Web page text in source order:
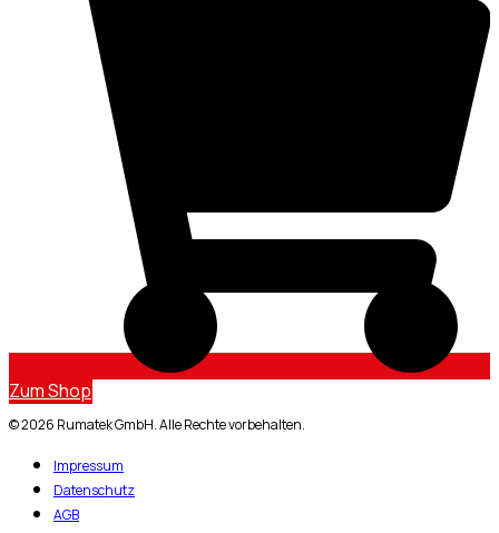
Zum Shop
© 2026 Rumatek GmbH. Alle Rechte vorbehalten.
Impressum
Datenschutz
AGB